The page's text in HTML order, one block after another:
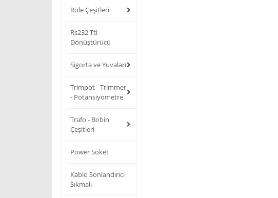
Röle Çeşitleri
Rs232 Ttl
Dönüştürücü
Sigorta ve Yuvaları
Trimpot - Trimmer
- Potansiyometre
Trafo - Bobin
Çeşitleri
Power Soket
Kablo Sonlandırıcı
Sıkmalı